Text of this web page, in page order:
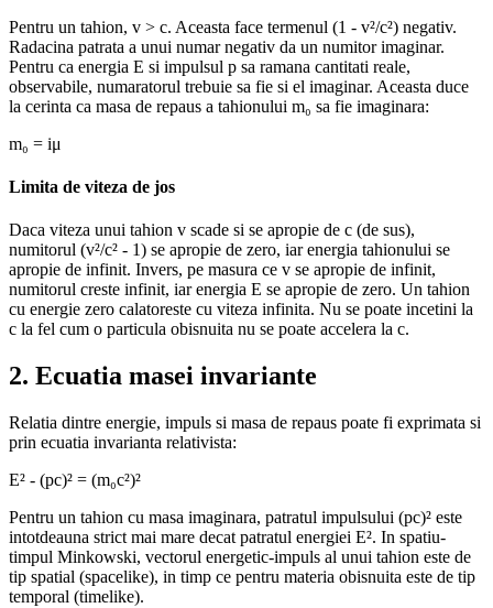
Pentru un tahion, v > c. Aceasta face termenul (1 - v²/c²) negativ.
Radacina patrata a unui numar negativ da un numitor imaginar.
Pentru ca energia E si impulsul p sa ramana cantitati reale,
observabile, numaratorul trebuie sa fie si el imaginar. Aceasta duce
la cerinta ca masa de repaus a tahionului m₀ sa fie imaginara:
m₀ = iμ
Limita de viteza de jos
Daca viteza unui tahion v scade si se apropie de c (de sus),
numitorul (v²/c² - 1) se apropie de zero, iar energia tahionului se
apropie de infinit. Invers, pe masura ce v se apropie de infinit,
numitorul creste infinit, iar energia E se apropie de zero. Un tahion
cu energie zero calatoreste cu viteza infinita. Nu se poate incetini la
c la fel cum o particula obisnuita nu se poate accelera la c.
2. Ecuatia masei invariante
Relatia dintre energie, impuls si masa de repaus poate fi exprimata si
prin ecuatia invarianta relativista:
E² - (pc)² = (m₀c²)²
Pentru un tahion cu masa imaginara, patratul impulsului (pc)² este
intotdeauna strict mai mare decat patratul energiei E². In spatiu-
timpul Minkowski, vectorul energetic-impuls al unui tahion este de
tip spatial (spacelike), in timp ce pentru materia obisnuita este de tip
temporal (timelike).